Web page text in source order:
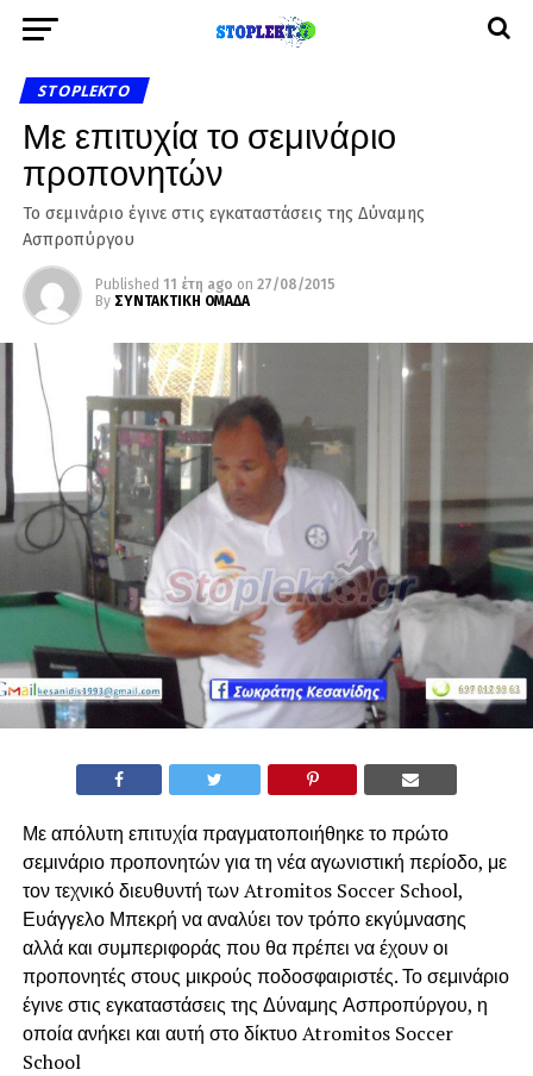
STOPLEKTO
Με επιτυχία το σεμινάριο
προπονητών
Το σεμινάριο έγινε στις εγκαταστάσεις της Δύναμης
Ασπροπύργου
Published 11 έτη ago on 27/08/2015
By ΣΥΝΤΑΚΤΙΚΗ ΟΜΑΔΑ
Με απόλυτη επιτυχία πραγματοποιήθηκε το πρώτο
σεμινάριο προπονητών για τη νέα αγωνιστική περίοδο, με
τον τεχνικό διευθυντή των Atromitos Soccer School,
Ευάγγελο Μπεκρή να αναλύει τον τρόπο εκγύμνασης
αλλά και συμπεριφοράς που θα πρέπει να έχουν οι
προπονητές στους μικρούς ποδοσφαιριστές. Το σεμινάριο
έγινε στις εγκαταστάσεις της Δύναμης Ασπροπύργου, η
οποία ανήκει και αυτή στο δίκτυο Atromitos Soccer
School